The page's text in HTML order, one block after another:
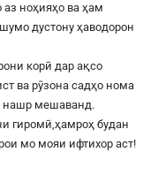
ноҳияҳо ва ҳам
дустону ҳаводорон
корӣ дар ақсо
ва рӯзона садҳо нома
нашр мешаванд.
гиромӣ,ҳамроҳ будан
мо мояи ифтихор аст!